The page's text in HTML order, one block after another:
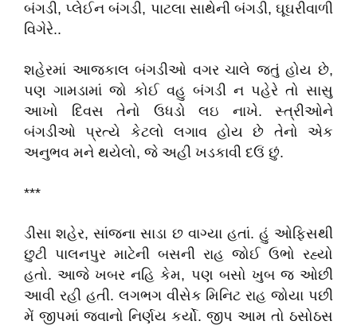
બંગડી, પ્લેઈન બંગડી, પાટલા સાથેની બંગડી, ઘૂઘરીવાળી
વિગેરે..
શહેરમાં આજકાલ બંગડીઓ વગર ચાલે જતું હોય છે,
પણ ગામડામાં જો કોઈ વહુ બંગડી ન પહેરે તો સાસુ
આખો દિવસ તેનો ઉધડો લઇ નાખે. સ્ત્રીઓને
બંગડીઓ પ્રત્યે કેટલો લગાવ હોય છે તેનો એક
અનુભવ મને થયેલો, જે અહી ખડકાવી દઉં છું.
***
ડીસા શહેર, સાંજના સાડા છ વાગ્યા હતાં. હું ઓફિસથી
છુટી પાલનપુર માટેની બસની રાહ જોઈ ઉભો રહ્યો
હતો. આજે ખબર નહિ કેમ, પણ બસો ખુબ જ ઓછી
આવી રહી હતી. લગભગ વીસેક મિનિટ રાહ જોયા પછી
મેં જીપમાં જવાનો નિર્ણય કર્યો. જીપ આમ તો ઠસોઠસ